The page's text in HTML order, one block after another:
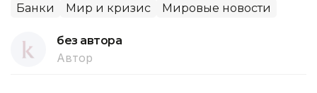
Банки Мир и кризис Мировые новости
без автора
Автор